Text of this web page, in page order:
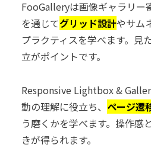
FooGalleryは画像ギャラリー
を通じてグリッド設計やサム
プラクティスを学べます。見
立がポイントです。
Responsive Lightbox &
動の理解に役立ち、 ページ遷
う磨くかを学べます。操作感
きが得られます。